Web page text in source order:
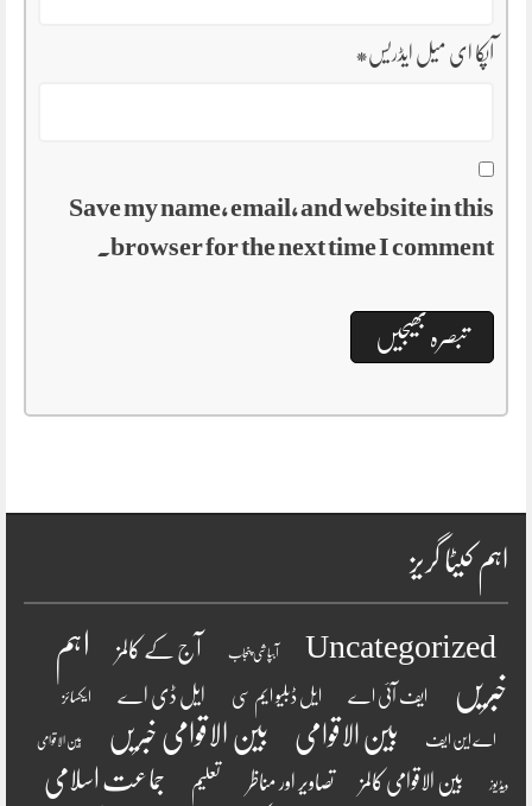
آپکا ای میل ایڈریس*
Save my name, email, and website in this
browser for the next time I comment.
اہم کیٹا گریز
Uncategorized آبپاشی پنجاب آج کے کالمز
اہم
خبریں
ایف آئی اے ایل ڈبلیو ایم سی ایل ڈی اے ایکسائز
اے این ایف بین الاقوامی بین الاقوامی خبریں بین الاقوامی
ویڈیوز بین الاقوامی کالمز تصاویر اور مناظر تعلیم جماعت اسلامی